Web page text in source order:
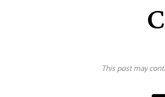
This post may